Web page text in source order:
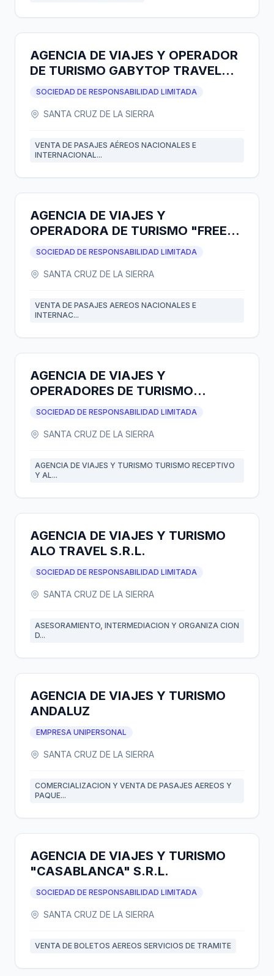
AGENCIA DE VIAJES Y OPERADOR
DE TURISMO GABYTOP TRAVEL
S.R.L.
SOCIEDAD DE RESPONSABILIDAD LIMITADA
SANTA CRUZ DE LA SIERRA
VENTA DE PASAJES AÉREOS NACIONALES E
INTERNACIONAL...
AGENCIA DE VIAJES Y
OPERADORA DE TURISMO "FREE
WAY" S.R.L.
SOCIEDAD DE RESPONSABILIDAD LIMITADA
SANTA CRUZ DE LA SIERRA
VENTA DE PASAJES AEREOS NACIONALES E
INTERNAC...
AGENCIA DE VIAJES Y
OPERADORES DE TURISMO
"TOTAITU TOURS" S.R.L.
SOCIEDAD DE RESPONSABILIDAD LIMITADA
SANTA CRUZ DE LA SIERRA
AGENCIA DE VIAJES Y TURISMO TURISMO RECEPTIVO
Y AL...
AGENCIA DE VIAJES Y TURISMO
ALO TRAVEL S.R.L.
SOCIEDAD DE RESPONSABILIDAD LIMITADA
SANTA CRUZ DE LA SIERRA
ASESORAMIENTO, INTERMEDIACION Y ORGANIZA CION
D...
AGENCIA DE VIAJES Y TURISMO
ANDALUZ
EMPRESA UNIPERSONAL
SANTA CRUZ DE LA SIERRA
COMERCIALIZACION Y VENTA DE PASAJES AEREOS Y
PAQUE...
AGENCIA DE VIAJES Y TURISMO
"CASABLANCA" S.R.L.
SOCIEDAD DE RESPONSABILIDAD LIMITADA
SANTA CRUZ DE LA SIERRA
VENTA DE BOLETOS AEREOS SERVICIOS DE TRAMITE